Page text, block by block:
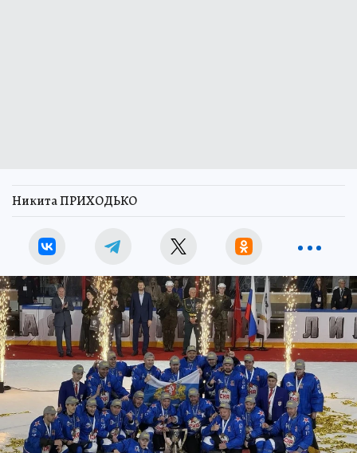
Никита ПРИХОДЬКО